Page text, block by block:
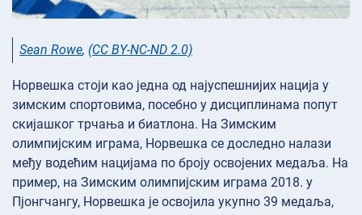
Sean Rowe, (CC BY-NC-ND 2.0)
Норвешка стоји као једна од најуспешнијих нација у
зимским спортовима, посебно у дисциплинама попут
скијашког трчања и биатлона. На Зимским
олимпијским играма, Норвешка се доследно налази
међу водећим нацијама по броју освојених медаља. На
пример, на Зимским олимпијским играма 2018. у
Пјонгчангу, Норвешка је освојила укупно 39 медаља,